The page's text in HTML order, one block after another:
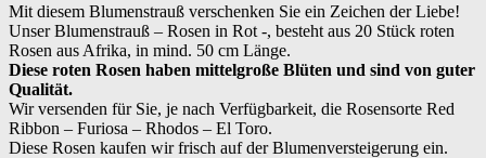
Mit diesem Blumenstrauß verschenken Sie ein Zeichen der Liebe!
Unser Blumenstrauß – Rosen in Rot -, besteht aus 20 Stück roten
Rosen aus Afrika, in mind. 50 cm Länge.
Diese roten Rosen haben mittelgroße Blüten und sind von guter
Qualität.
Wir versenden für Sie, je nach Verfügbarkeit, die Rosensorte Red
Ribbon – Furiosa – Rhodos – El Toro.
Diese Rosen kaufen wir frisch auf der Blumenversteigerung ein.